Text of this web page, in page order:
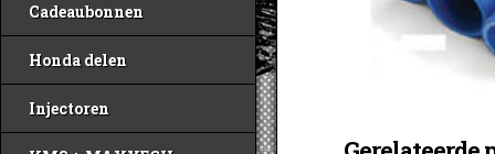
Cadeaubonnen
Honda delen
Injectoren